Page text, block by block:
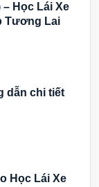
Học Lái Xe
Tương Lai
dẫn chi tiết
Học Lái Xe